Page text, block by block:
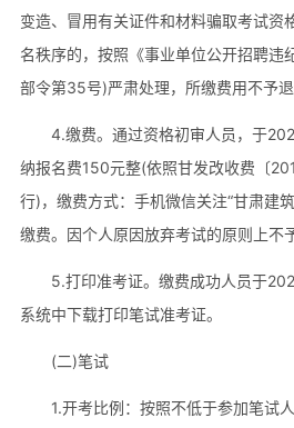
变造、冒用有关证件和材料骗取考试资
名秩序的，按照《事业单位公开招聘违
部令第35号)严肃处理，所缴费用不予退
4.缴费。通过资格初审人员，于
纳报名费150元整(依照甘发改收费〔
行)，缴费方式：手机微信关注“甘肃建
缴费。因个人原因放弃考试的原则上不
5.打印准考证。缴费成功人员于
系统中下载打印笔试准考证。
(二)笔试
1.开考比例：按照不低于参加笔试